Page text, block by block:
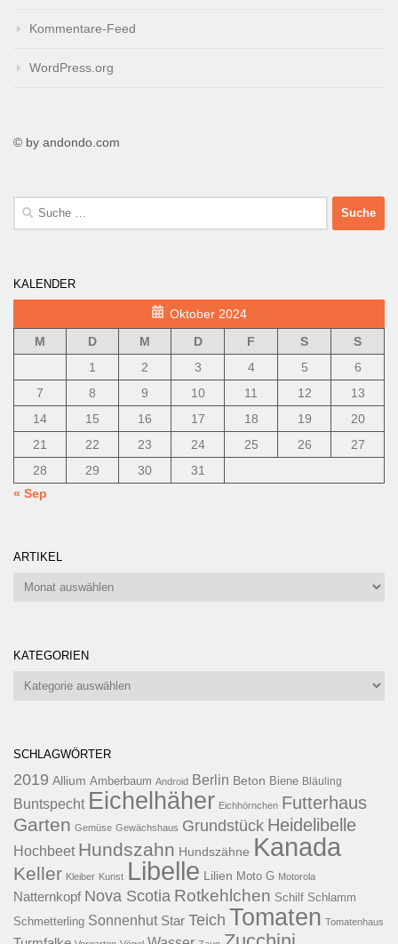
Kommentare-Feed
WordPress.org
© by andondo.com
Suche
KALENDER
Oktober 2024
M
D M D F S
S
1
2 3 4 5
6
7
8 9 10 11 12
13
14
15 16 17 18 19
20
21
22 23 24 25 26
27
28
29 30
31
« Sep
ARTIKEL
Artikel
KATEGORIEN
Kategorien
SCHLAGWÖRTER
2019 Allium Amberbaum Android Berlin Beton Biene Bläuling
Buntspecht Eichelhäher Eichhörnchen Futterhaus
Garten Gemüse Gewächshaus Grundstück Heidelibelle
Hochbeet Hundszahn Hundszähne Kanada
Keller Kleiber Kunst Libelle Lilien Moto G Motorola
Natternkopf Nova Scotia Rotkehlchen Schilf Schlamm
Schmetterling Sonnenhut Star Teich Tomaten Tomatenhaus